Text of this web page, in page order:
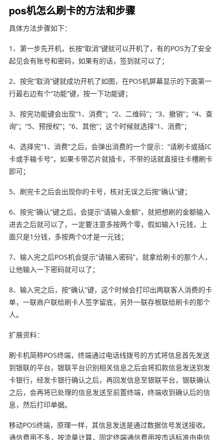
pos机怎么刷卡的方法和步骤
具体方法步骤如下：
1、第一步先开机，长按“取消”键就可以开机了，有的POS为了安全
起见会有账号和密码，如果有的话，签到就可以了；
2、按完“取消”键就成功开机了如图，在POS机屏幕显示的下面第一
行最右边有个“功能”键，按一下功能键；
3、按完功能键会出现“1、消费”；“2、二维码”；“3、撤销”；“4、查
询”；“5、预授权”；“6、其他”；这个时候就选择“1、消费”；
4、选择完“1、消费”之后，会弹出消费的一个提示：“请刷卡或插IC
卡或手输卡号”，如果卡带芯片就插卡，不带的话就直接往卡槽刷卡
即可；
5、刷完卡之后会出现你的卡号，核对无误之后按“确认”键；
6、按完“确认”键之后，会提示“请输入金额”，就把想刷的金额输入
进去之后就可以了，一定要注意多按两个零，假如输入1元钱，上
面只是1分钱，多按两个0才是一元钱；
7、输入完之后POS机会提示“请输入密码”，就拿给刷卡的那个人，
让他输入一下密码就可以了；
8、输入完之后，按“确认”键，这个时候会打印出两联客人消费的卡
单，一联商户联给刷卡人签字留底，另外一联存根联给刷卡的那个
人。
扩展资料：
刷卡机简称POS终端，终端通过电话线拨号的方式将信息首先发送
到银联的平台，银联平台识别相关信息之后会将扣款信息发送到发
卡银行，经发卡银行确认之后，再回发信息至银联平台，银联确认
之后，会再将已处理的信息发送至前置终端，终端收到确认后的信
息，然后打印单据。
移动POS终端，原理一样，其信息发送是通过数据信号发送接收。
通信费用不多，按流量计算，固定终端通信费用按市话标准由电信